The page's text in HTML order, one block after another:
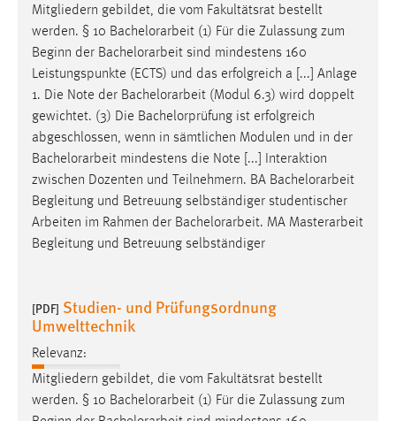
Mitgliedern gebildet, die vom Fakultätsrat bestellt
werden. § 10 Bachelorarbeit (1) Für die Zulassung zum
Beginn der Bachelorarbeit sind mindestens 160
Leistungspunkte (ECTS) und das erfolgreich a [...] Anlage
1. Die Note der Bachelorarbeit (Modul 6.3) wird doppelt
gewichtet. (3) Die Bachelorprüfung ist erfolgreich
abgeschlossen, wenn in sämtlichen Modulen und in der
Bachelorarbeit mindestens die Note [...] Interaktion
zwischen Dozenten und Teilnehmern. BA Bachelorarbeit
Begleitung und Betreuung selbständiger studentischer
Arbeiten im Rahmen der Bachelorarbeit. MA Masterarbeit
Begleitung und Betreuung selbständiger
[PDF] Studien- und Prüfungsordnung
Umwelttechnik
Relevanz:
Mitgliedern gebildet, die vom Fakultätsrat bestellt
werden. § 10 Bachelorarbeit (1) Für die Zulassung zum